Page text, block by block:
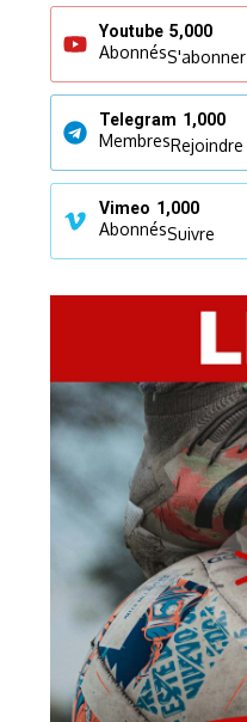
Youtube 5,000
AbonnésS'abonner
Telegram 1,000
MembresRejoindre
Vimeo 1,000
AbonnésSuivre